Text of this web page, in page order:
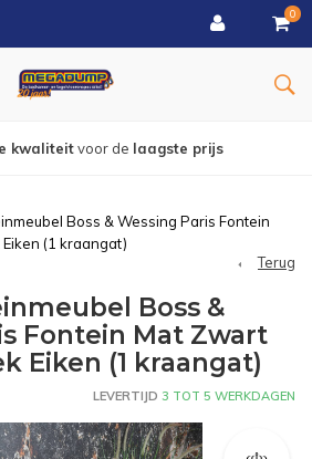
0
bezorgd vanaf €150
Boss & Wessing Paris Fontein
(1 kraangat)
Terug
Boss &
Fontein Mat Zwart
Eiken (1 kraangat)
LEVERTIJD 3 TOT 5 WERKDAGEN